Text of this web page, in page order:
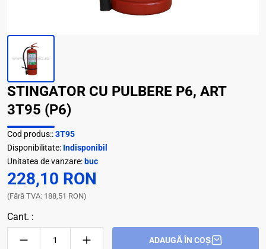
STINGATOR CU PULBERE P6, ART
3T95 (P6)
Cod produs::3T95
Disponibilitate: Indisponibil
Unitatea de vanzare: buc
228,10 RON
(Fără TVA: 188,51 RON)
Cant. :
ADAUGĂ ÎN COȘ